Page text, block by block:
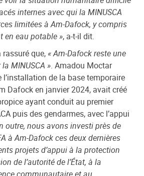
internes avec qui la MINUSCA
limitées à Am-Dafock, y compris
en eau potable », a-t-il dit.
que,« Am-Dafock reste une
MINUSCA ». Amadou Moctar
l’installation de la base temporaire
Dafock en janvier 2024, avait créé
ayant conduit au premier
puis des gendarmes, avec l’appui
outre, nous avons investi près de
à Am-Dafock ces deux dernières
projets d’appui à la protection
de l’autorité de l’État, à la